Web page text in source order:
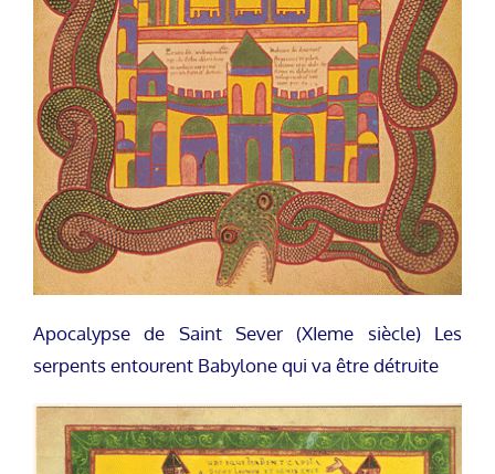
Apocalypse de Saint Sever (XIeme siècle) Les
serpents entourent Babylone qui va être détruite